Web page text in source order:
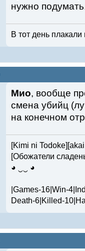
нужно
В тот день плакали
Мио, вообще
смена убийц
на конечном
[Kimi ni
[Обожатели
◕ ‿‿ ◕
|Games-16|Win-
Death-6|Killed-